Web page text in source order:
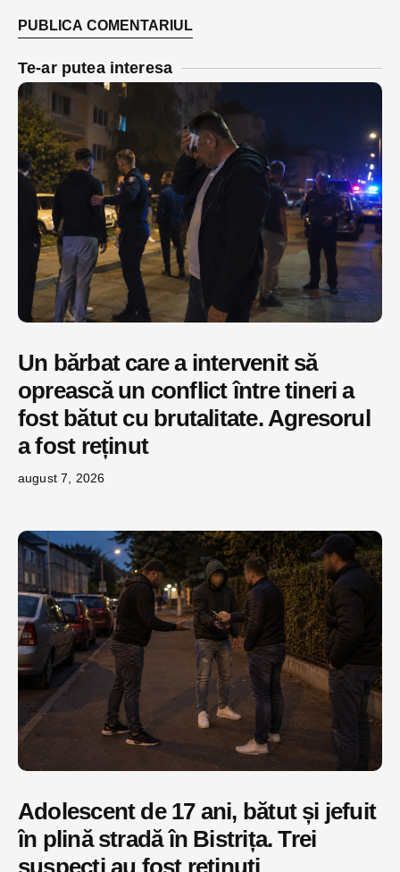
Te-ar putea interesa
Un bărbat care a intervenit să
oprească un conflict între tineri a
fost bătut cu brutalitate. Agresorul
a fost reținut
august 7, 2026
Adolescent de 17 ani, bătut și jefuit
în plină stradă în Bistrița. Trei